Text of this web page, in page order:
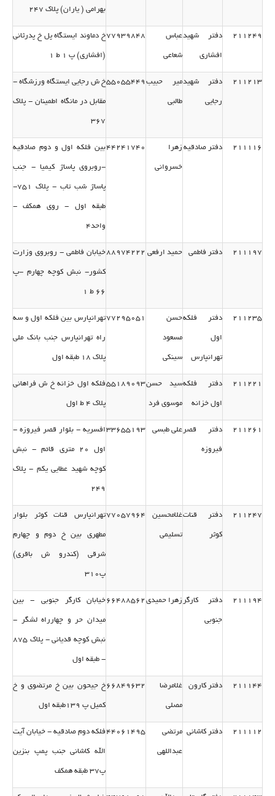
بهرامی ( یاران) پلاك 247
211249 دفتر شهید
افشاری
عباس
شعاعی
77939848خ دماوند ایستگاه پل خ پدرثانی
(افشاری) پ 1 ط 1
211213 دفتر شهید
رجایی
میر حبیب
طالبی
55055449خ ش رجایی ایستگاه ورزشگاه -
مقابل در مانگاه اطمینان - پلاك
367
211116 دفتر صادقیه زهرا
خسروانی
44241740بین فلكه اول و دوم صادقیه
-روبروی پاساژ كیمیا - جنب
پاساژ شب تاب - پلاك 751-
طبقه اول - روی همكف -
واحد4
211197 دفتر فاطمی حمید ارفعی 88974222خیابان فاطمی - روبروی وزارت
كشور- نبش كوچه چهارم -پ
66 ط 1
211235 دفتر فلكه
اول
تهرانپارس
حسن
مسعود
سینكی
77295051تهرانپارس بین فلكه اول و سه
راه تهرانپارس جنب بانك ملی
پلاك 18 طبقه اول
211221 دفتر فلكه
اول خزانه
سید حسن
موسوی فرد
55189093فلكه اول خزانه خ ش فراهانی
پلاك 4 ط اول
211261 دفتر قصر
فیروزه
علی طبسی 33655193افسریه - بلوار قصر فیروزه -
اول 20 متری قائم - نبش
كوچه شهید عطایی یكم - پلاك
249
211247 دفتر قنات
كوثر
غلامحسین
تسلیمی
77057964تهرانپارس قنات كوثر بلوار
مطهری بین خ دوم و چهارم
شرقی (كندرو ش باقری)
پ310
211194 دفتر كارگر
جنوبی
زهرا حمیدی 66488562خیابان كارگر جنوبی - بین
میدان حر و چهارراه لشگر -
نبش كوچه قدیانی - پلاك 875
- طبقه اول
211144 دفتر كارون غلامرضا
مصلی
66849632خ جیحون بین خ مرتضوی و خ
كمیل پ 139طبقه اول
211112 دفتر كاشانی مرتضی
عبداللهی
44061495 فلكه دوم صادقیه - خیابان آیت
الله كاشانی جنب پمپ بنزین
پ37 طبقه همكف